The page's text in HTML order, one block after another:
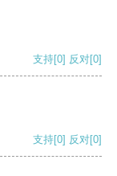
支持[0] 反对[0]
支持[0] 反对[0]